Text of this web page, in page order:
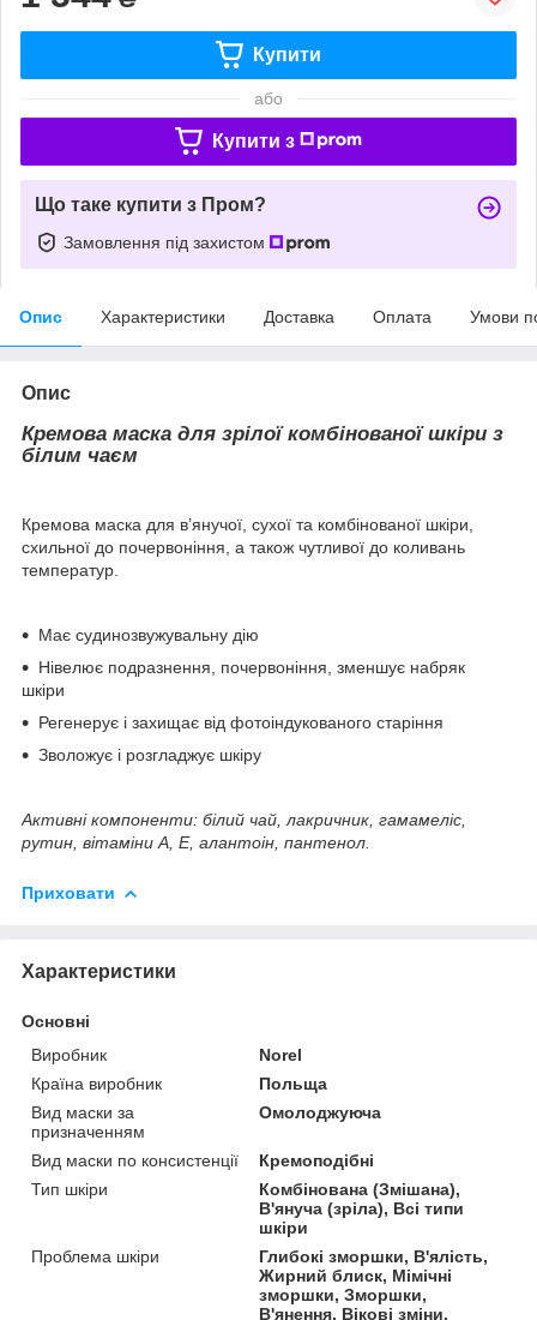
Купити
або
Купити з
Що таке купити з Пром?
Замовлення під захистом
Опис Характеристики Доставка Оплата Умови
Опис
Кремова маска для зрілої комбінованої шкіри з
білим чаєм
Кремова маска для в’янучої, сухої та комбінованої шкіри,
схильної до почервоніння, а також чутливої до коливань
температур.
Має судинозвужувальну дію
Нівелює подразнення, почервоніння, зменшує набряк
шкіри
Регенерує і захищає від фотоіндукованого старіння
Зволожує і розгладжує шкіру
Активні компоненти: білий чай, лакричник, гамамеліс,
рутин, вітаміни A, E, алантоін, пантенол.
Приховати
Характеристики
Основні
Виробник
Norel
Країна виробник
Польща
Вид маски за
призначенням
Омолоджуюча
Вид маски по консистенції
Кремоподібні
Тип шкіри
Комбінована (Змішана),
В'януча (зріла), Всі типи
шкіри
Проблема шкіри
Глибокі зморшки, В'ялість,
Жирний блиск, Мімічні
зморшки, Зморшки,
В'янення, Вікові зміни,